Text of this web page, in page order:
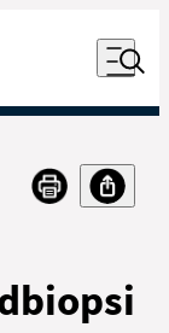
Åben
Udfør søgning